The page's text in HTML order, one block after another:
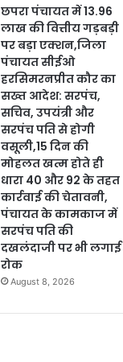
छपरा पंचायत में 13.96
लाख की वित्तीय गड़बड़ी
पर बड़ा एक्शन,जिला
पंचायत सीईओ
हरसिमरनप्रीत कौर का
सख्त आदेश: सरपंच,
सचिव, उपयंत्री और
सरपंच पति से होगी
वसूली,15 दिन की
मोहलत खत्म होते ही
धारा 40 और 92 के तहत
कार्रवाई की चेतावनी,
पंचायत के कामकाज में
सरपंच पति की
दखलंदाजी पर भी लगाई
रोक
August 8, 2026